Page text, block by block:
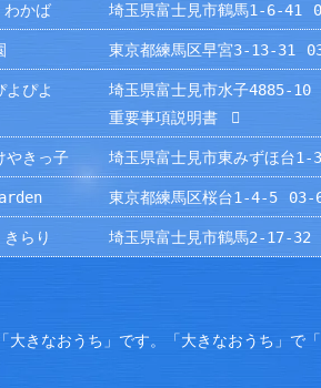
かば 埼玉県富士見市鶴馬1-6-41
東京都練馬区早宮3-13-31
よぴよ 埼玉県富士見市水子4885-10
重要事項説明書
やきっ子 埼玉県富士見市東みずほ台1-
東京都練馬区桜台1-4-5 03-
らり 埼玉県富士見市鶴馬2-17-32
きなおうち」です。「大きなおうち」で